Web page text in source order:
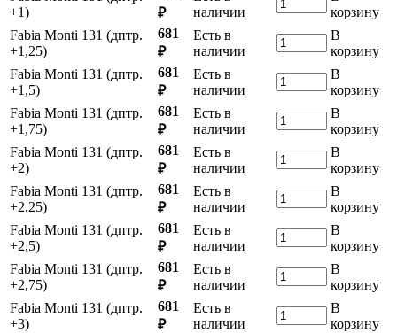
+1)
₽
наличии
корзину
Fabia Monti 131 (дптр.
+1,25)
681
₽
Есть в
наличии
В
корзину
Fabia Monti 131 (дптр.
+1,5)
681
₽
Есть в
наличии
В
корзину
Fabia Monti 131 (дптр.
+1,75)
681
₽
Есть в
наличии
В
корзину
Fabia Monti 131 (дптр.
+2)
681
₽
Есть в
наличии
В
корзину
Fabia Monti 131 (дптр.
+2,25)
681
₽
Есть в
наличии
В
корзину
Fabia Monti 131 (дптр.
+2,5)
681
₽
Есть в
наличии
В
корзину
Fabia Monti 131 (дптр.
+2,75)
681
₽
Есть в
наличии
В
корзину
Fabia Monti 131 (дптр.
+3)
681
₽
Есть в
наличии
В
корзину